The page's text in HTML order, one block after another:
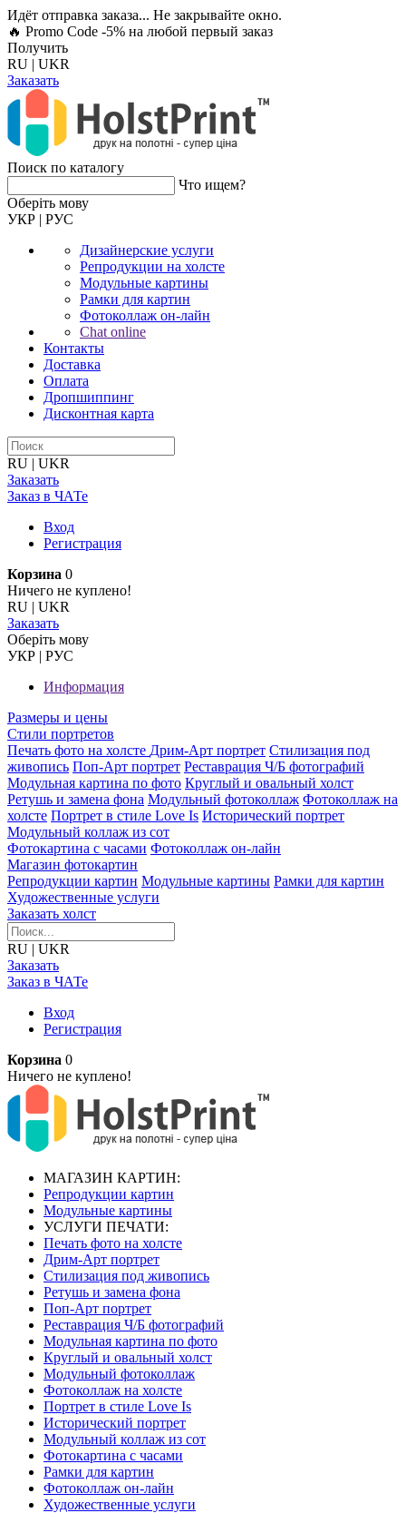
Идёт отправка заказа... Не закрывайте окно.
🔥 Promo Code -5% на любой первый заказ
Получить
RU | UKR
Заказать
Поиск по каталогу
Что ищем?
Оберiть мову
УКР | РУС
Дизайнерские услуги
Репродукции на холсте
Модульные картины
Рамки для картин
Фотоколлаж он-лайн
Chat online
Контакты
Доставка
Оплата
Дропшиппинг
Дисконтная карта
RU | UKR
Заказать
Заказ в ЧАТе
Вход
Регистрация
Корзина 0
Ничего не куплено!
RU | UKR
Заказать
Оберiть мову
УКР | РУС
Информация
Размеры и цены
Стили портретов
Печать фото на холсте Дрим-Арт портрет Стилизация под
живопись Поп-Арт портрет Реставрация Ч/Б фотографий
Модульная картина по фото Круглый и овальный холст
Ретушь и замена фона Модульный фотоколлаж Фотоколлаж на
холсте Портрет в стиле Love Is Исторический портрет
Модульный коллаж из сот
Фотокартина с часами Фотоколлаж он-лайн
Магазин фотокартин
Репродукции картин Модульные картины Рамки для картин
Художественные услуги
Заказать холст
RU | UKR
Заказать
Заказ в ЧАТе
Вход
Регистрация
Корзина 0
Ничего не куплено!
МАГАЗИН КАРТИН:
Репродукции картин
Модульные картины
УСЛУГИ ПЕЧАТИ:
Печать фото на холсте
Дрим-Арт портрет
Стилизация под живопись
Ретушь и замена фона
Поп-Арт портрет
Реставрация Ч/Б фотографий
Модульная картина по фото
Круглый и овальный холст
Модульный фотоколлаж
Фотоколлаж на холсте
Портрет в стиле Love Is
Исторический портрет
Модульный коллаж из сот
Фотокартина с часами
Рамки для картин
Фотоколлаж он-лайн
Художественные услуги